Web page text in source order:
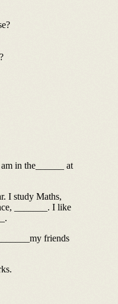
in the______ at
I study Maths,
_______. I like
friends